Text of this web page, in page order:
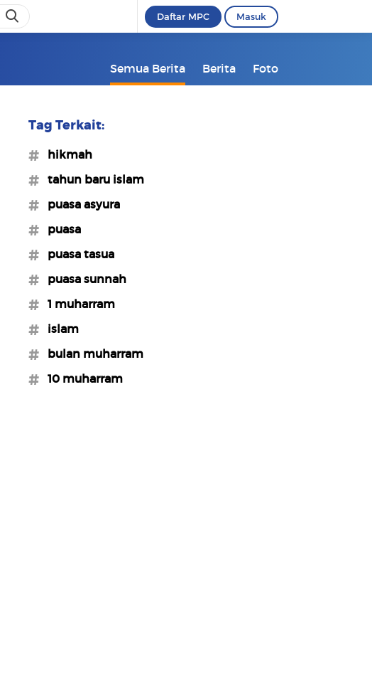
Daftar MPC Masuk
Semua Berita Berita Foto
Tag Terkait:
#hikmah
#tahun baru islam
#puasa asyura
#puasa
#puasa tasua
#puasa sunnah
#1 muharram
#islam
#bulan muharram
#10 muharram